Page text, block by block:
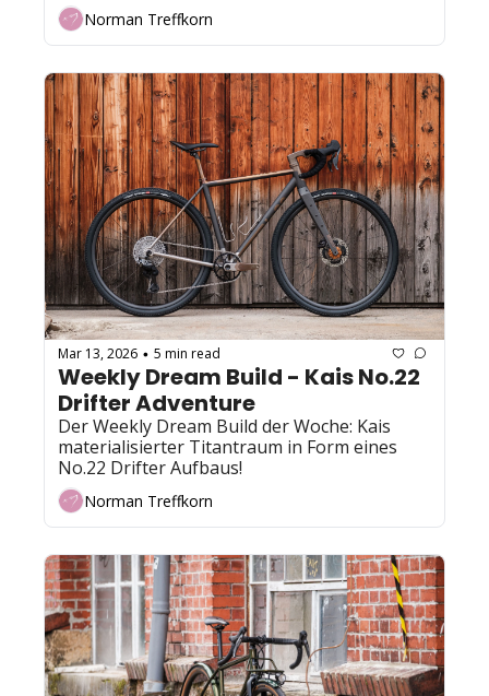
Norman Treffkorn
Mar 13, 2026 • 5 min read
Weekly Dream Build - Kais No.22
Drifter Adventure
Der Weekly Dream Build der Woche: Kais
materialisierter Titantraum in Form eines
No.22 Drifter Aufbaus!
Norman Treffkorn